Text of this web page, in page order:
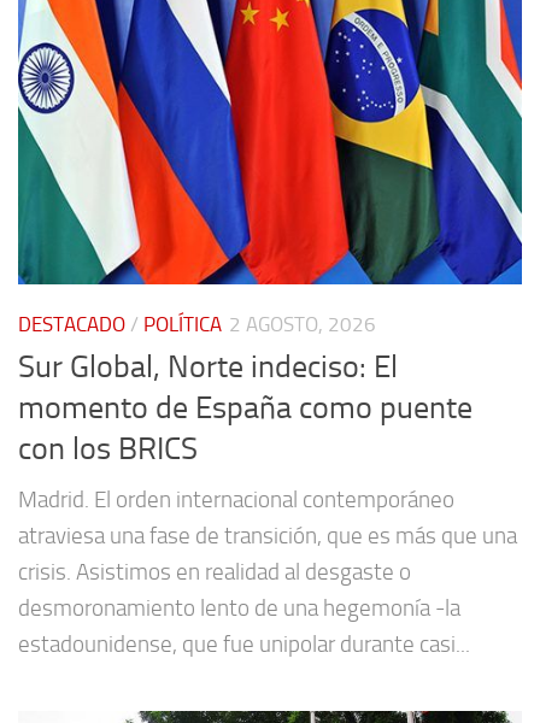
DESTACADO / POLÍTICA 2 AGOSTO, 2026
Sur Global, Norte indeciso: El
momento de España como puente
con los BRICS
Madrid. El orden internacional contemporáneo
atraviesa una fase de transición, que es más que una
crisis. Asistimos en realidad al desgaste o
desmoronamiento lento de una hegemonía -la
estadounidense, que fue unipolar durante casi...